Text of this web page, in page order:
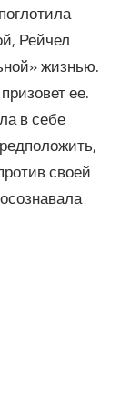
Рейчел
жизнью.
ее.
в себе
своей